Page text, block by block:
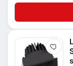
Merken